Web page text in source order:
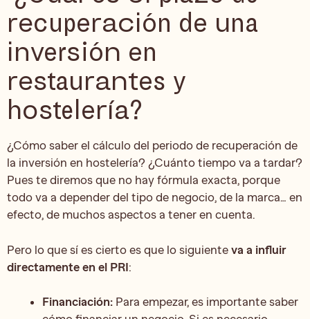
recuperación de una
inversión en
restaurantes y
hostelería?
¿Cómo saber el cálculo del periodo de recuperación de
la inversión en hostelería? ¿Cuánto tiempo va a tardar?
Pues te diremos que no hay fórmula exacta, porque
todo va a depender del tipo de negocio, de la marca… en
efecto, de muchos aspectos a tener en cuenta.
Pero lo que sí es cierto es que lo siguiente va a influir
directamente en el PRI:
Financiación: Para empezar, es importante saber